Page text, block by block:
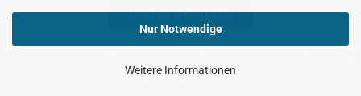
Nur Notwendige
Weitere Informationen
Vertrag widerrufen
Stuntscooters.de